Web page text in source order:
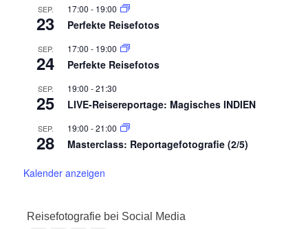
SEP.
23
17:00 - 19:00
Perfekte Reisefotos
SEP.
24
17:00 - 19:00
Perfekte Reisefotos
SEP.
25
19:00 -21:30
LIVE-Reisereportage: Magisches INDIEN
SEP.
28
19:00 -21:00
Masterclass: Reportagefotografie (2/5)
Kalender anzeigen
Reisefotografie bei Social Media